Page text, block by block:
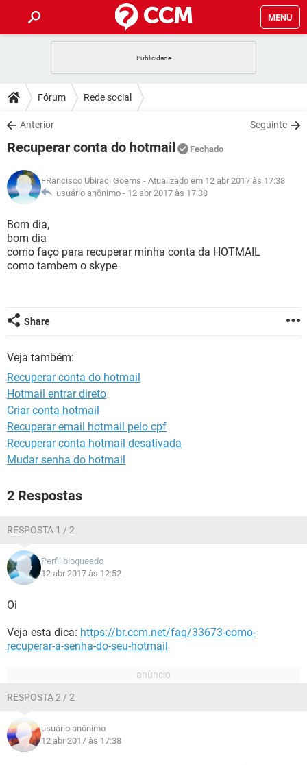
MENU
CELULAR
OUTLOOK
INSTAGRAM GMAIL
GUIA DE COMPRAS
DICAS
JOGOS
INSTAGRAM GMAIL
GUIA DE COMPRAS
DOWNLOADS
JOGOS WHATSAPP
CELULAR
OUTLOOK EXCEL
INSTAGRAM
GUIA DE COMPRAS
FÓRUM
JOGOS WHATSAPP
CELULAR
OUTLOOK
INSTAGRAM GMAIL
GLOSSÁRIO
JOGOS
CELULAR
OUTLOOK
GUIA DE COMPRAS
Fórum Rede social
Anterior Seguinte
Recuperar conta do hotmail Fechado
FRancisco Ubiraci Goems - Atualizado em 12 abr 2017 às 17:38
usuário anônimo - 12 abr 2017 às 17:38
Bom dia,
bom dia
como faço para recuperar minha conta da HOTMAIL
como tambem o skype
Share
Veja também:
Recuperar conta do hotmail
Hotmail entrar direto
Criar conta hotmail
Recuperar email hotmail pelo cpf
Recuperar conta hotmail desativada
Mudar senha do hotmail
2 Respostas
RESPOSTA 1 / 2
Perfil bloqueado
12 abr 2017 às 12:52
Oi
Veja esta dica: https://br.ccm.net/faq/33673-como-
recuperar-a-senha-do-seu-hotmail
RESPOSTA 2 / 2
usuário anônimo
12 abr 2017 às 17:38